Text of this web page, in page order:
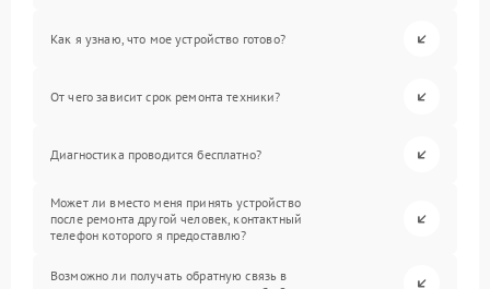
Как я узнаю, что мое устройство готово?
От чего зависит срок ремонта техники?
Диагностика проводится бесплатно?
Может ли вместо меня принять устройство
после ремонта другой человек, контактный
телефон которого я предоставлю?
Возможно ли получать обратную связь в